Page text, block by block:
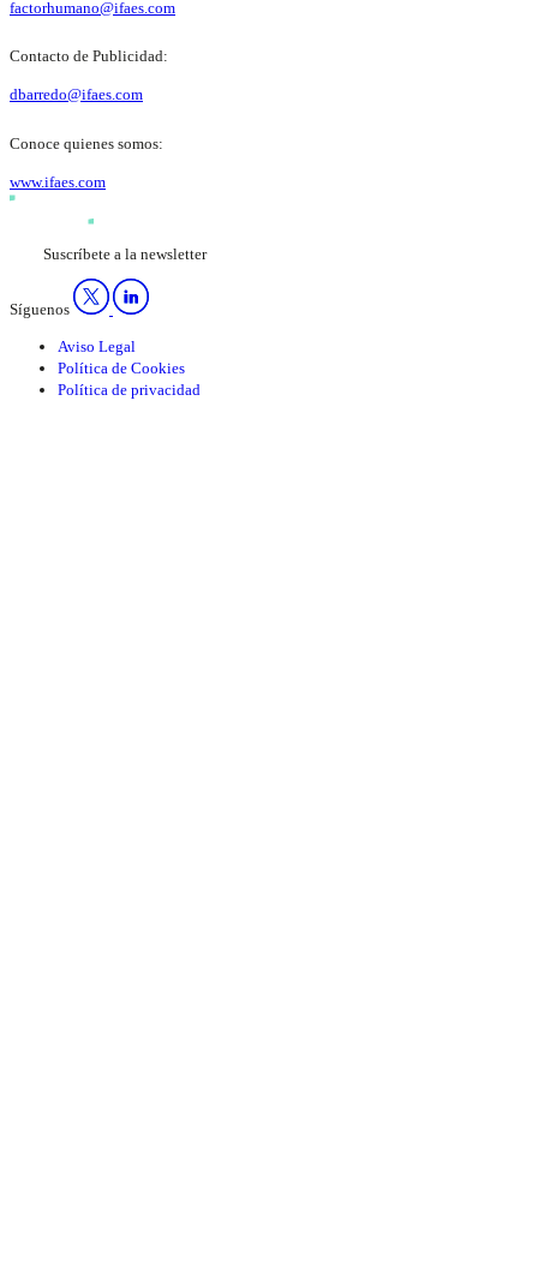
factorhumano@ifaes.com
Contacto de Publicidad:
dbarredo@ifaes.com
Conoce quienes somos:
www.ifaes.com
Suscríbete a la newsletter
Síguenos
Aviso Legal
Política de Cookies
Política de privacidad